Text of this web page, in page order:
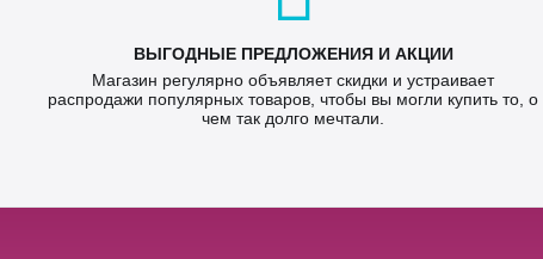
ВЫГОДНЫЕ ПРЕДЛОЖЕНИЯ И АКЦИИ
Магазин регулярно объявляет скидки и устраивает
распродажи популярных товаров, чтобы вы могли купить то, о
чем так долго мечтали.